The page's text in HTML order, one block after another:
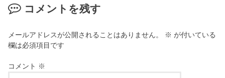
コメントを残す
メールアドレスが公開されることはありません。 ※ が付いている
欄は必須項目です
コメント ※